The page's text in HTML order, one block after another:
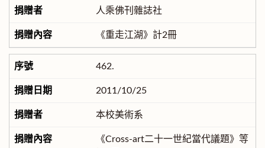
人乘佛刊雜誌社
《重走江湖》計2冊
462.
2011/10/25
本校美術系
《Cross-art二十一世紀當代議題》等